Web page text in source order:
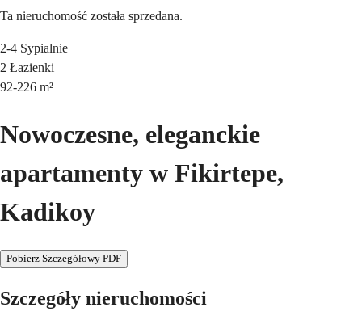
Ta nieruchomość została sprzedana.
2-4 Sypialnie
2 Łazienki
92-226 m²
Nowoczesne, eleganckie
apartamenty w Fikirtepe,
Kadikoy
Pobierz Szczegółowy PDF
Szczegóły nieruchomości